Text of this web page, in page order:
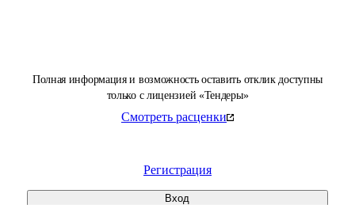
Полная информация и возможность оставить отклик доступны
только с лицензией «Тендеры»
Смотреть расценки
Регистрация
Вход